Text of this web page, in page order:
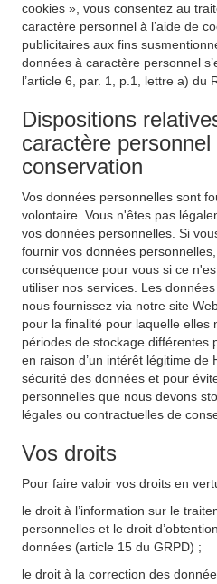
cookies », vous consentez au
caractère personnel à l’aide de
publicitaires aux fins
données à caractère personnel
l’article 6, par. 1, p.1, lettre a) du
Dispositions
caractère
conservation
Vos données personnelles sont
volontaire. Vous n'êtes pas
vos données personnelles. Si
fournir vos données
conséquence pour vous si ce
utiliser nos services. Les
nous fournissez via notre site
pour la finalité pour laquelle elles
périodes de stockage différentes
en raison d’un intérêt légitime de
sécurité des données et pour
personnelles que nous devons
légales ou contractuelles de
Vos droits
Pour faire valoir vos droits en
le droit à l’information sur le
personnelles et le droit
données (article 15 du GRPD) ;
le droit à la correction des